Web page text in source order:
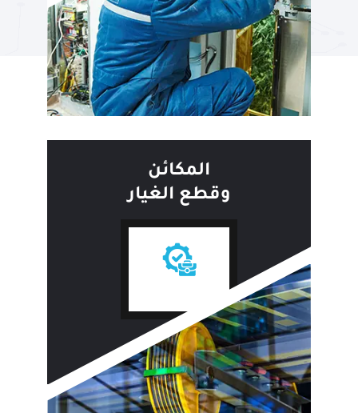
المكائن
وقطع الغيار